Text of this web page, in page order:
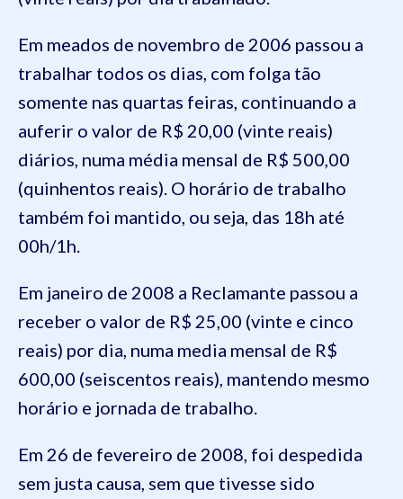
Em meados de novembro de 2006 passou a
trabalhar todos os dias, com folga tão
somente nas quartas feiras, continuando a
auferir o valor de R$ 20,00 (vinte reais)
diários, numa média mensal de R$ 500,00
(quinhentos reais). O horário de trabalho
também foi mantido, ou seja, das 18h até
00h/1h.
Em janeiro de 2008 a Reclamante passou a
receber o valor de R$ 25,00 (vinte e cinco
reais) por dia, numa media mensal de R$
600,00 (seiscentos reais), mantendo mesmo
horário e jornada de trabalho.
Em 26 de fevereiro de 2008, foi despedida
sem justa causa, sem que tivesse sido